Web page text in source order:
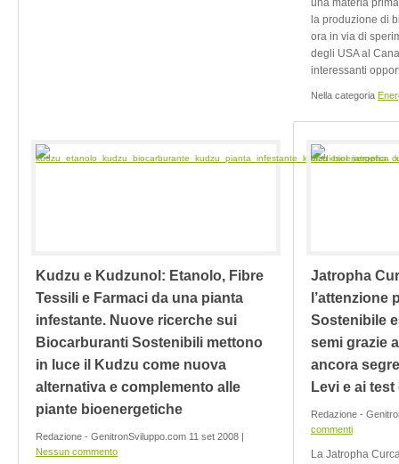
una materia
la produzione di
ora in via di
degli USA al
interessanti
Nella categoria
Kudzu e Kudzunol: Etanolo, Fibre
Tessili e Farmaci da una pianta
infestante. Nuove ricerche sui
Biocarburanti Sostenibili mettono
in luce il Kudzu come nuova
alternativa e complemento alle
piante bioenergetiche
Redazione - GenitronSviluppo.com 11 set 2008 |
Nessun commento
Jatropha
l’attenzione
Sostenibile
semi grazie
ancora
Levi e ai test
Redazione -
commenti
La Jatropha